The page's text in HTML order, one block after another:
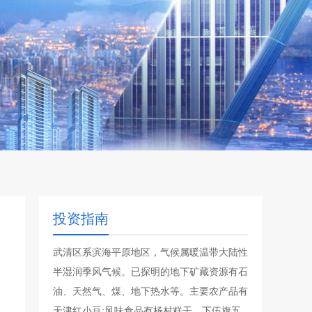
投资指南
武清区系滨海平原地区，气候属暖温带大陆性
半湿润季风气候。已探明的地下矿藏资源有石
油、天然气、煤、地下热水等。主要农产品有